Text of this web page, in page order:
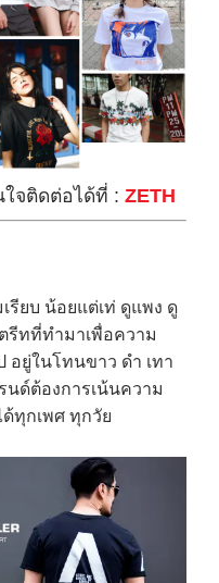
ใจติดต่อได้ที่ : ZETH
ยบ น้อยแต่เท่ ดูแพง ดู
รีทที่ทำมาเพื่อความ
อยู่ในโทนขาว ดำ เทา
นด์ต้องการเน้นความ
ด้ทุกเพศ ทุกวัย